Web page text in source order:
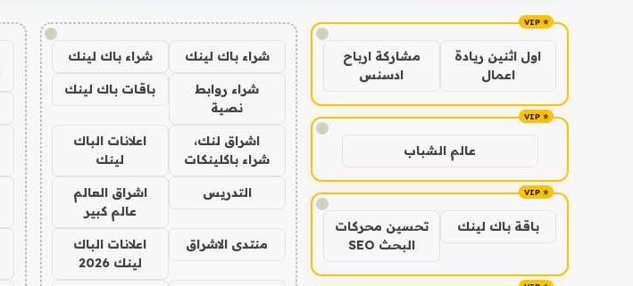
!
اول اثنين ريادة
اعمال
مشاركة ارباح
ادسنس
!
عالم الشباب
!
باقة باك لينك
تحسين محركات
البحث SEO
!
شراء باك لينك شراء باك لينك
شراء روابط
نصية
باقات باك لينك
اشراق لنك،
شراء باكلينكات
اعلانات الباك
لينك
التدريس
اشراق العالم
عالم كبير
منتدى الاشراق
اعلانات الباك
لينك 2026